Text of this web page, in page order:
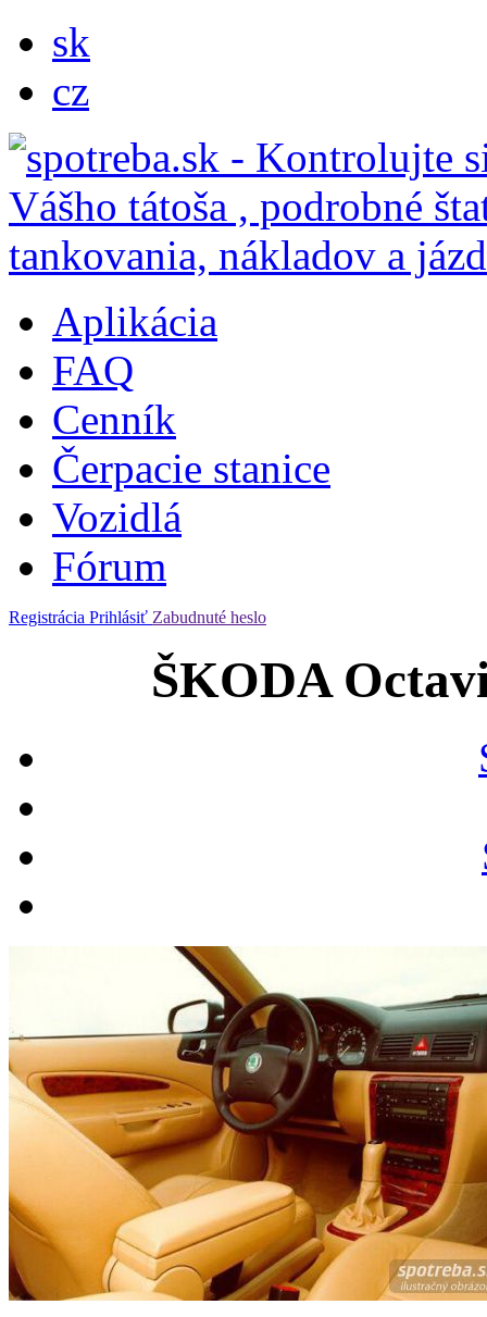
sk
cz
Aplikácia
FAQ
Cenník
Čerpacie stanice
Vozidlá
Fórum
Registrácia Prihlásiť Zabudnuté heslo
ŠKODA